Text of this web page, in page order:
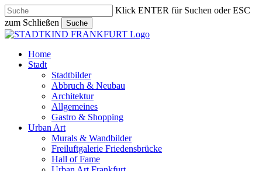
Skip
to
main
content
Klick ENTER für Suchen oder ESC
zum Schließen
Suche
Close
search
Menu
Home
Stadt
Stadtbilder
Abbruch & Neubau
Architektur
Allgemeines
Gastro & Shopping
Urban Art
Murals & Wandbilder
Freiluftgalerie Friedensbrücke
Hall of Fame